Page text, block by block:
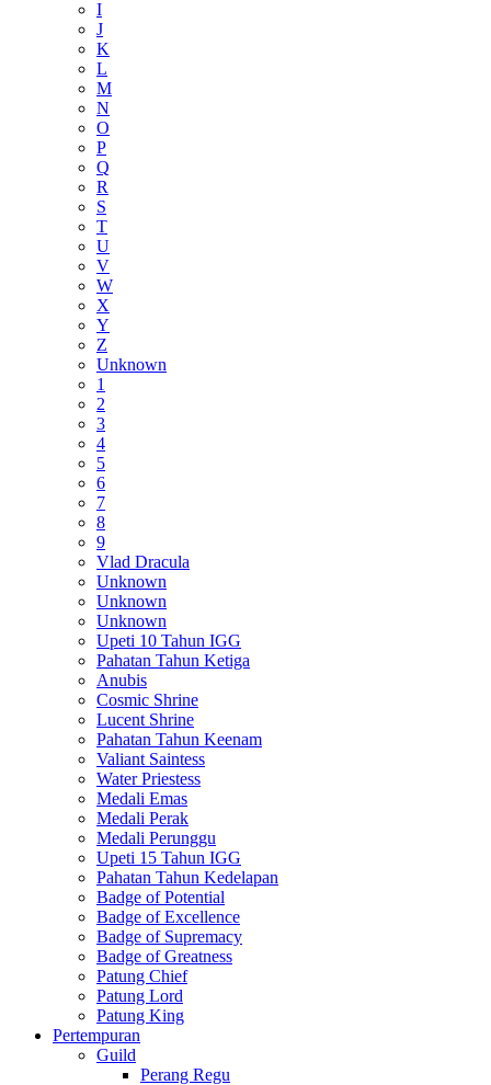
I
J
K
L
M
N
O
P
Q
R
S
T
U
V
W
X
Y
Z
Unknown
1
2
3
4
5
6
7
8
9
Vlad Dracula
Unknown
Unknown
Unknown
Upeti 10 Tahun IGG
Pahatan Tahun Ketiga
Anubis
Cosmic Shrine
Lucent Shrine
Pahatan Tahun Keenam
Valiant Saintess
Water Priestess
Medali Emas
Medali Perak
Medali Perunggu
Upeti 15 Tahun IGG
Pahatan Tahun Kedelapan
Badge of Potential
Badge of Excellence
Badge of Supremacy
Badge of Greatness
Patung Chief
Patung Lord
Patung King
Pertempuran
Guild
Perang Regu